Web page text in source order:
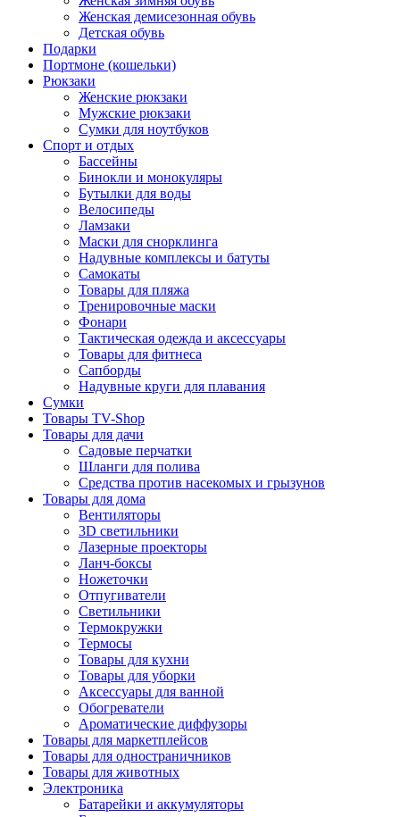
Женская демисезонная обувь
Детская обувь
Подарки
Портмоне (кошельки)
Рюкзаки
Женские рюкзаки
Мужские рюкзаки
Сумки для ноутбуков
Спорт и отдых
Бассейны
Бинокли и монокуляры
Бутылки для воды
Велосипеды
Ламзаки
Маски для снорклинга
Надувные комплексы и батуты
Самокаты
Товары для пляжа
Тренировочные маски
Фонари
Тактическая одежда и аксессуары
Товары для фитнеса
Сапборды
Надувные круги для плавания
Сумки
Товары TV-Shop
Товары для дачи
Садовые перчатки
Шланги для полива
Средства против насекомых и грызунов
Товары для дома
Вентиляторы
3D светильники
Лазерные проекторы
Ланч-боксы
Ножеточки
Отпугиватели
Светильники
Термокружки
Термосы
Товары для кухни
Товары для уборки
Аксессуары для ванной
Обогреватели
Ароматические диффузоры
Товары для маркетплейсов
Товары для одностраничников
Товары для животных
Электроника
Батарейки и аккумуляторы